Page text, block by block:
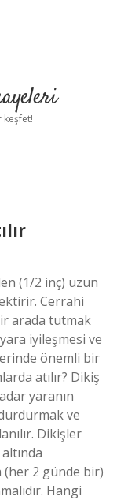
keşfet!
(1/2 inç) uzun
Cerrahi
arada tutmak
iyileşmesi ve
önemli bir
atılır? Dikiş
yaranın
ve
Dikişler
(her 2 günde bir)
Hangi